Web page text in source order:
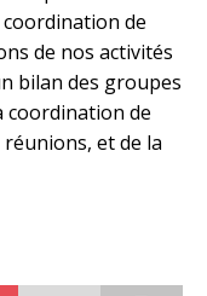
de
de nos activités
bilan des groupes
coordination de
et de la